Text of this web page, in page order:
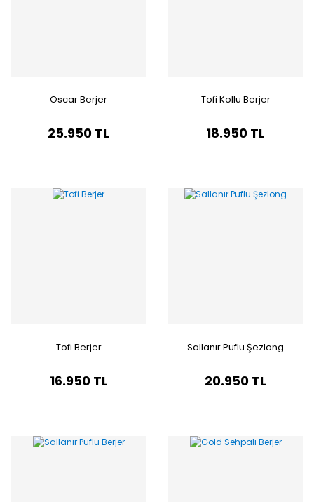
Oscar Berjer
25.950 TL
Tofi Kollu Berjer
18.950 TL
Tofi Berjer
16.950 TL
Sallanır Puflu Şezlong
20.950 TL